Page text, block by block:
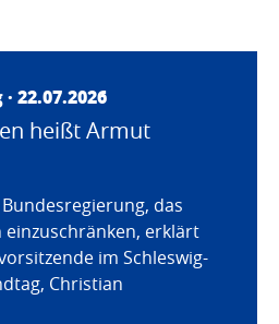
22.07.2026
heißt Armut
das
erklärt
im Schleswig-
Christian